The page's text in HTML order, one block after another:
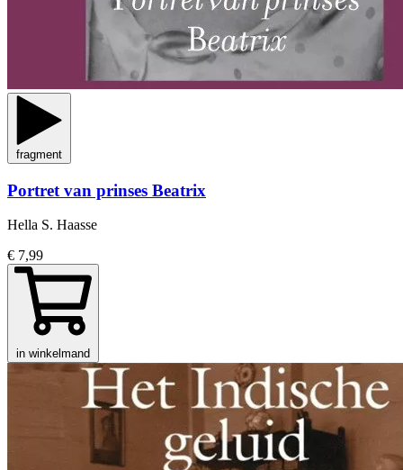
fragment
Portret van prinses Beatrix
Hella S. Haasse
€ 7,99
in winkelmand